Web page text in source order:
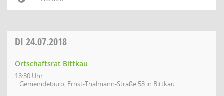
DI 24.07.2018
Ortschaftsrat Bittkau
18:30 Uhr
Gemeindebüro, Ernst-Thälmann-Straße 53 in Bittkau